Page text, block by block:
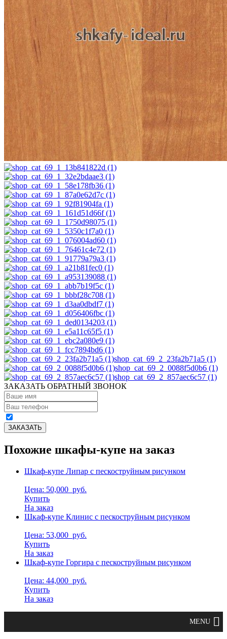
shop_cat_69_2_23fa2b71a5 (1)
shop_cat_69_2_0088f5d0b6 (1)
shop_cat_69_2_857aec6c57 (1)
ЗАКАЗАТЬ ОБРАТНЫЙ ЗВОНОК
Похожие шкафы-купе на заказ
Шкаф-купе Липар с пескоструйным рисунком
Цена: 50,000 руб.
Купить
На заказ
Шкаф-купе Клинис с пескоструйным рисунком
Цена: 53,000 руб.
Купить
На заказ
Шкаф-купе Горгира с пескоструйным рисунком
Цена: 44,000 руб.
Купить
На заказ